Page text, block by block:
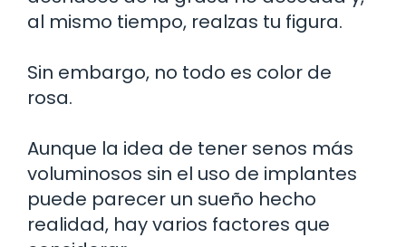
al mismo tiempo, realzas tu figura.
Sin embargo, no todo es color de
rosa.
Aunque la idea de tener senos más
voluminosos sin el uso de implantes
puede parecer un sueño hecho
realidad, hay varios factores que